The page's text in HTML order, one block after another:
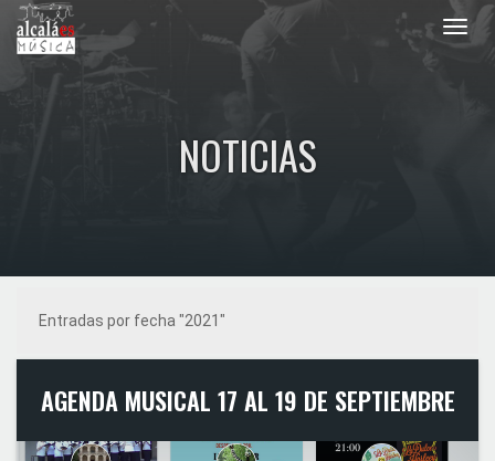
NOTICIAS
Entradas por fecha "2021"
AGENDA MUSICAL 17 AL 19 DE SEPTIEMBRE